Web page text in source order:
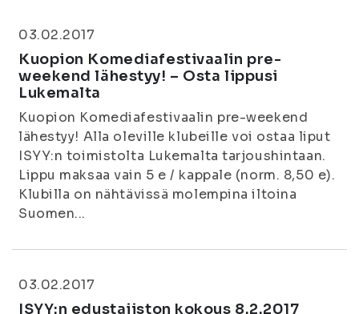
03.02.2017
Kuopion Komediafestivaalin pre-
weekend lähestyy! – Osta lippusi
Lukemalta
Kuopion Komediafestivaalin pre-weekend
lähestyy! Alla oleville klubeille voi ostaa liput
ISYY:n toimistolta Lukemalta tarjoushintaan.
Lippu maksaa vain 5 e / kappale (norm. 8,50 e).
Klubilla on nähtävissä molempina iltoina
Suomen...
03.02.2017
ISYY:n edustajiston kokous 8.2.2017